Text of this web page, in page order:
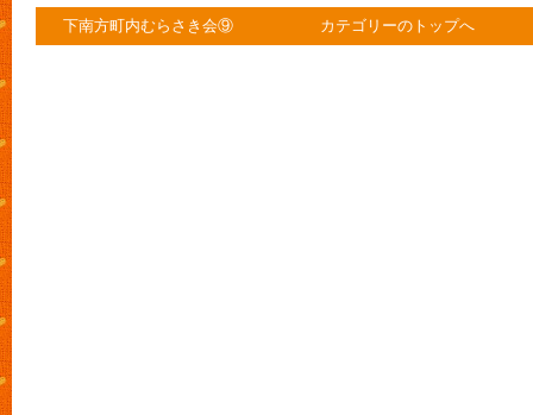
下南方町内むらさき会⑨ カテゴリーのトップへ